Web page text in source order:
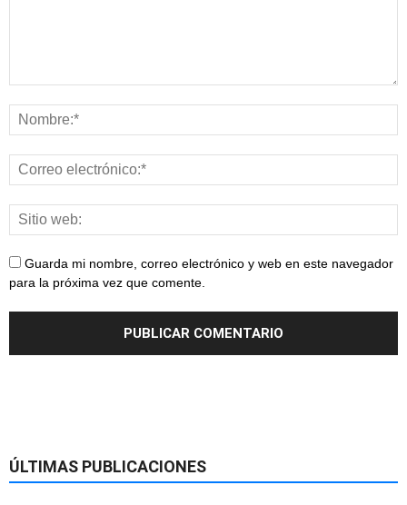
Guarda mi nombre, correo electrónico y web en este navegador
para la próxima vez que comente.
ÚLTIMAS PUBLICACIONES